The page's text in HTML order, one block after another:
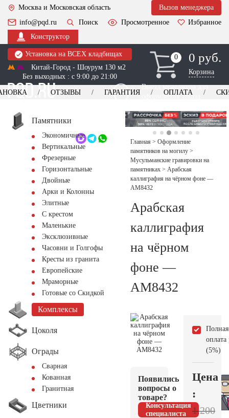
Москва и Московская область
Вызов менеджера
info@pqd.ru
Поиск Просмотренное
Избранное
Конструктор
Установка на ВСЕХ кладбищах
Китай-Город - Шоурум 130 м2
Без выходных : с 9:00 до 21:00
0
0 0 руб.
Корзина
Выезд менеджера для
оформления заказа
+7 (495) 518-44-23
Обратный звонок
ОТЗЫВЫ ГАРАНТИЯ ОПЛАТА
Памятники
Экономичные
Вертикальные
Фрезерные
Горизонтальные
Двойные
Арки и Колонны
Элитные
С крестом
Маленькие
Эксклюзивные
Часовни и Голгофы
Кресты из гранита
Европейские
Мраморные
Готовые со Скидкой
Комплексы
Цоколя
Ограды
Сварная
Кованная
Гранитная
Цветники
Главная > Оформление
памятников на могилу >
Мусульманские гравировки на
памятниках > Арабская
каллиграфия на чёрном фоне —
AM8432
Арабская
каллиграфия
на чёрном
фоне —
AM8432
Появились
вопросы о
товаре?
Консультация
специалиста
Полная
оплата
(5%)
Цена
:
1.200